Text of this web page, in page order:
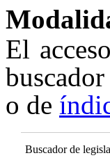
El
o de
Buscador de